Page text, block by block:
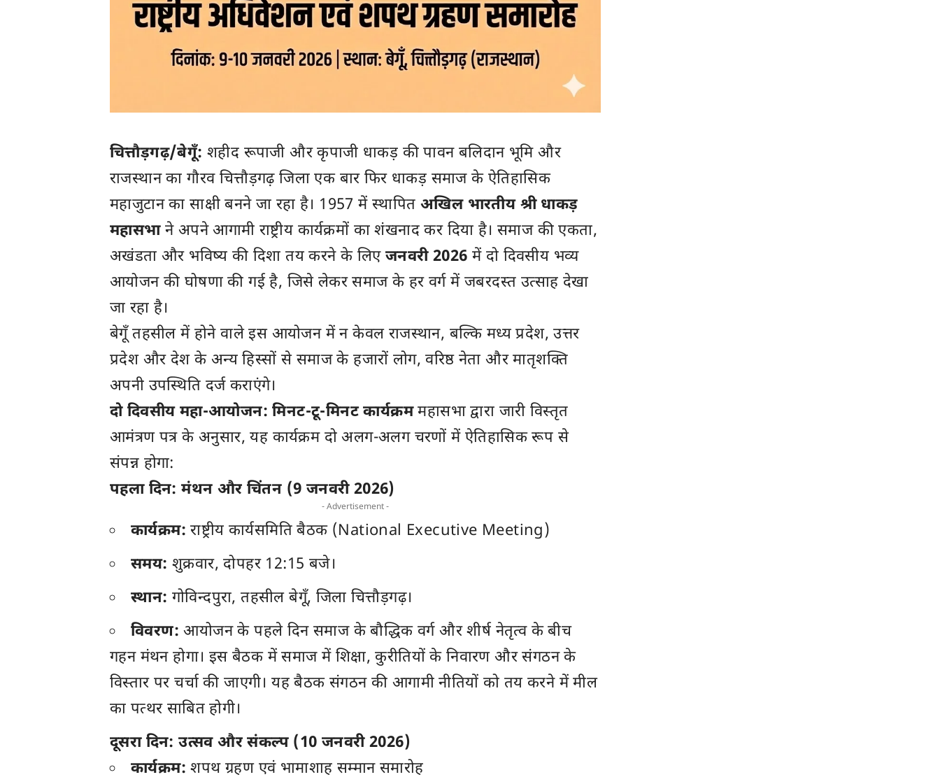
चित्तौड़गढ़/बेगूँ: शहीद रूपाजी और कृपाजी धाकड़ की पावन बलिदान भूमि और
राजस्थान का गौरव चित्तौड़गढ़ जिला एक बार फिर धाकड़ समाज के ऐतिहासिक
महाजुटान का साक्षी बनने जा रहा है। 1957 में स्थापित अखिल भारतीय श्री धाकड़
महासभाने अपने आगामी राष्ट्रीय कार्यक्रमों का शंखनाद कर दिया है। समाज की एकता,
अखंडता और भविष्य की दिशा तय करने के लिए जनवरी 2026 में दो दिवसीय भव्य
आयोजन की घोषणा की गई है, जिसे लेकर समाज के हर वर्ग में जबरदस्त उत्साह देखा
जा रहा है।
बेगूँ तहसील में होने वाले इस आयोजन में न केवल राजस्थान, बल्कि मध्य प्रदेश, उत्तर
प्रदेश और देश के अन्य हिस्सों से समाज के हजारों लोग, वरिष्ठ नेता और मातृशक्ति
अपनी उपस्थिति दर्ज कराएंगे।
दो दिवसीय महा-आयोजन: मिनट-टू-मिनट कार्यक्रममहासभा द्वारा जारी विस्तृत
आमंत्रण पत्र के अनुसार, यह कार्यक्रम दो अलग-अलग चरणों में ऐतिहासिक रूप से
संपन्न होगा:
पहला दिन: मंथन और चिंतन (9 जनवरी 2026)
- Advertisement -
कार्यक्रम: राष्ट्रीय कार्यसमिति बैठक (National Executive Meeting)
समय: शुक्रवार, दोपहर 12:15 बजे।
स्थान: गोविन्दपुरा, तहसील बेगूँ, जिला चित्तौड़गढ़।
विवरण: आयोजन के पहले दिन समाज के बौद्धिक वर्ग और शीर्ष नेतृत्व के बीच
गहन मंथन होगा। इस बैठक में समाज में शिक्षा, कुरीतियों के निवारण और संगठन के
विस्तार पर चर्चा की जाएगी। यह बैठक संगठन की आगामी नीतियों को तय करने में मील
का पत्थर साबित होगी।
दूसरा दिन: उत्सव और संकल्प (10 जनवरी 2026)
कार्यक्रम: शपथ ग्रहण एवं भामाशाह सम्मान समारोह